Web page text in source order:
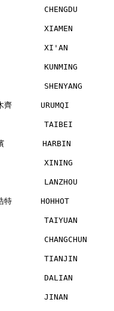
CHENGDU
XIAMEN
XI'AN
KUNMING
SHENYANG
木齊      URUMQI
TAIBEI
濱        HARBIN
XINING
LANZHOU
浩特      HOHHOT
TAIYUAN
TIANJIN
DALIAN
JINAN